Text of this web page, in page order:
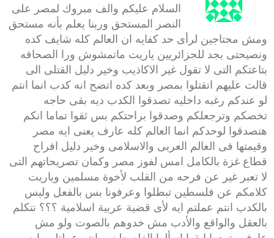
السلام عليكم والف مبروك لمصر على
النصر المستحق وربنا يعلم بأنه مستحق
ومش محتاجين لرأى حد كفايه ان العالم كله شايف كده
ونصيحتى بجد للجزائريين ياريت ماتمشوش ورا الصحافه
بتاعتكم التى لا تقول غير الاكاذيب وخير دليل القتلى الى
قالت عليهم اتقتلوا بمصر وبعد كده اتضح انه كدب انما انتم
لو عندكم رغبه داخليه تصدقوا الكدب ديه بقى حاجه
تخصكم وترجعلكم وصدقوا براحتكم بس ثقوا تماما انكم
هتصدقوا لوحدكم انما العالم كله عارف يعنى ايه مصر
وقيمتها فى العالم العربى والاسلامى وخير دليل افراح
قطاع غزة بالكامل امس لفوز مصر وكمان تصريحاتهم التى
لا تعبر غير عن فرحه من القلب لأخوة مسلمين وياريت
كلامكم عن فلسطين تبطلوا وعرفونا بس بالفعل وليس
بالكدب انتم عملتم ايه لأى قضية عربية اسلامية ؟؟؟ نتكلم
بالعقل والواقع والأدب مش خدوهم بالصوت ولو مش